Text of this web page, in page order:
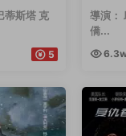
蒂斯塔 克
5
導演：
僑...